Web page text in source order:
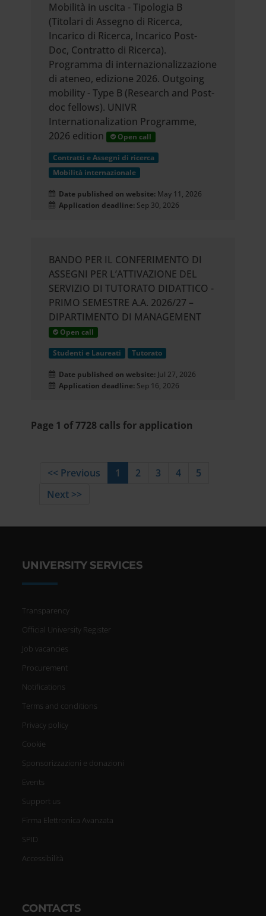
Mobilità in uscita - Tipologia B
(Titolari di Assegno di Ricerca,
Incarico di Ricerca, Incarico Post-
Doc, Contratto di Ricerca).
Programma di internazionalizzazione
di ateneo, edizione 2026. Outgoing
mobility - Type B (Research and Post-
doc fellows). UNIVR
Internationalization Programme,
2026 edition
Open call
Contratti e Assegni di ricerca
Mobilità internazionale
Date published on website: May 11, 2026
Application deadline: Sep 30, 2026
BANDO PER IL CONFERIMENTO DI
ASSEGNI PER L’ATTIVAZIONE DEL
SERVIZIO DI TUTORATO DIDATTICO -
PRIMO SEMESTRE A.A. 2026/27 –
DIPARTIMENTO DI MANAGEMENT
Open call
Studenti e Laureati Tutorato
Date published on website: Jul 27, 2026
Application deadline: Sep 16, 2026
Page 1 of 7728 calls for application
<< Previous 1 2 3 4
5
Next >>
UNIVERSITY SERVICES
Transparency
Official University Register
Job vacancies
Procurement
Notifications
Terms and conditions
Privacy policy
Cookie
Sponsorizzazioni e donazioni
Events
Support us
Firma Elettronica Avanzata
SPID
Accessibilità
CONTACTS